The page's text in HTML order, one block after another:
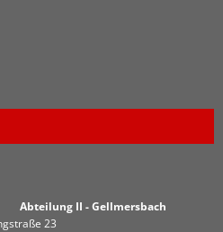
II - Gellmersbach
23